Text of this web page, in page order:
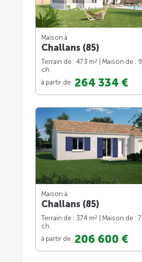
Maison à
Challans (85)
Terrain de : 473 m2
| Maison de :
ch.
à partir de 264 334 €
Maison à
Challans (85)
Terrain de : 374 m2
| Maison de :
ch.
à partir de 206 600 €